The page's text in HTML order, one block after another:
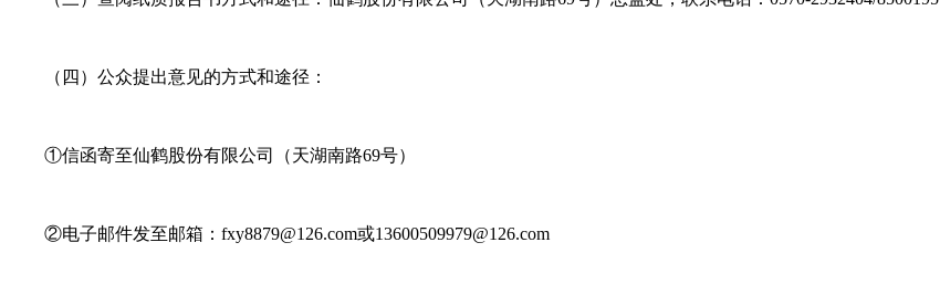
（四）公众提出意见的方式和途径：
①信函寄至仙鹤股份有限公司（天湖南路69号）
②电子邮件发至邮箱：fxy8879@126.com或13600509979@126.com